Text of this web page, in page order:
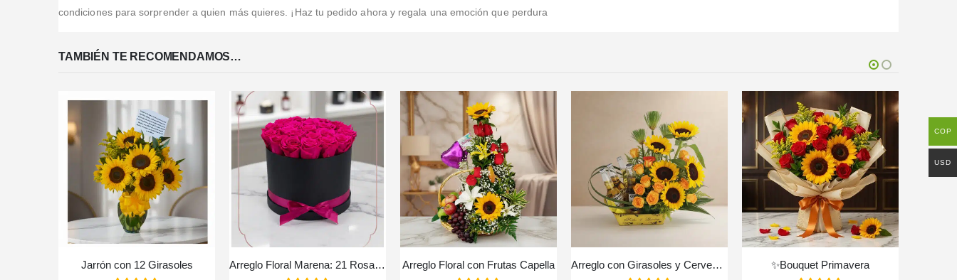
condiciones para sorprender a quien más quieres. ¡Haz tu pedido ahora y regala una emoción que perdura
TAMBIÉN TE RECOMENDAMOS…
Jarrón con 12 Girasoles Arreglo Floral Marena: 21 Rosas Fucsia Vibrantes y Frescas ⚜️ Arreglo Floral con Frutas Capella Arreglo con Girasoles y Cervezas Corona GIACOMO ✨ ✨Bouquet Primavera
COP
USD